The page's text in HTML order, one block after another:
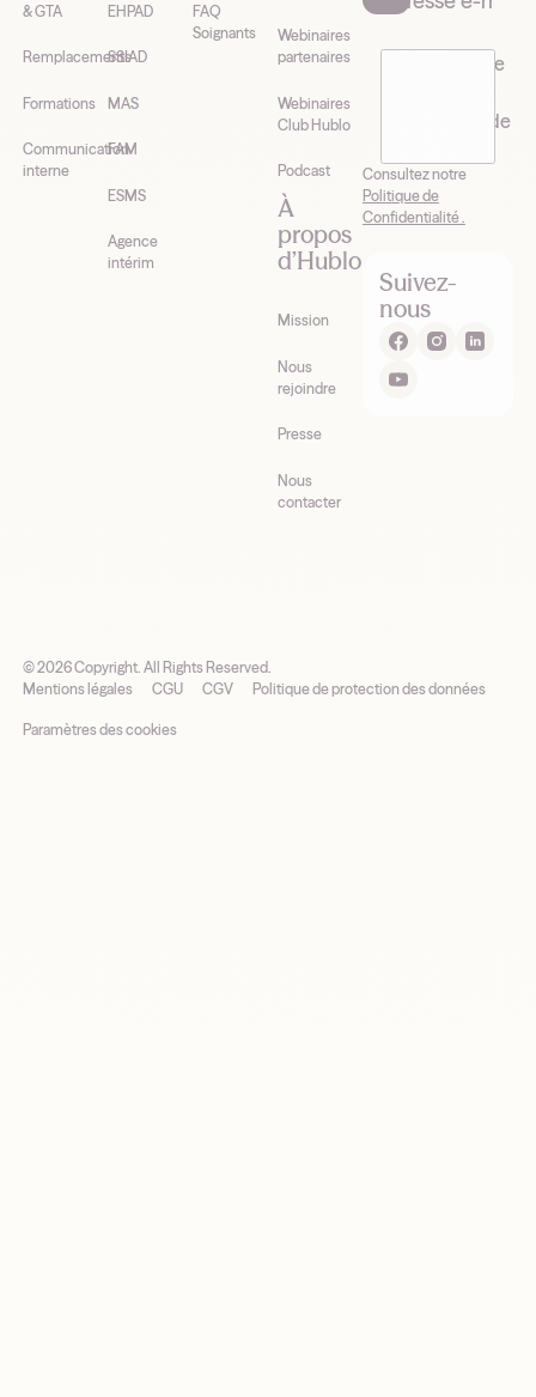
& GTA
Remplacements
Formations
Communication
interne
EHPAD
SSIAD
MAS
FAM
ESMS
Agence
intérim
FAQ
Soignants
Webinaires
partenaires
Webinaires
Club Hublo
Podcast
À
propos
d’Hublo
Mission
Nous
rejoindre
Presse
Nous
contacter
J’accepte de
newsletter de
Consultez notre
Politique de
Confidentialité .
Suivez-
nous
©2026Copyright. All Rights Reserved.
Mentions légales
CGU CGV Politique de protection des données
Paramètres des cookies